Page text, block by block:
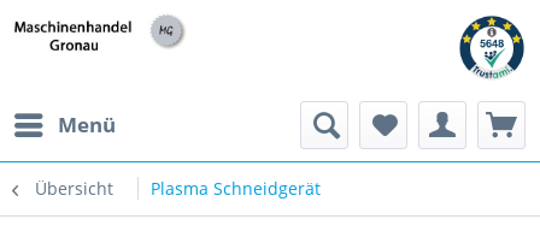
Menü
Übersicht Plasma Schneidgerät